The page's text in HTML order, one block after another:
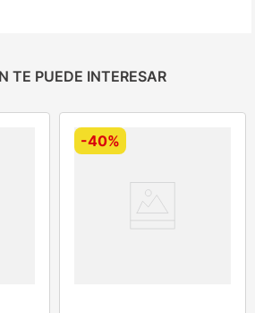
TE PUEDE INTERESAR
-40%